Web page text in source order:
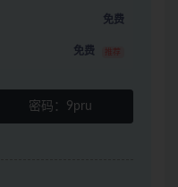
免费
免费 推荐
密码： 9pru